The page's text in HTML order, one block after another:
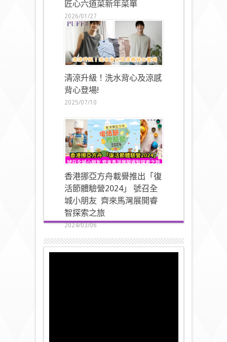
匠心六道菜新年菜單
2026/01/27
清涼升級！洗水背心及涼感
背心登場!
2025/07/10
香港挪亞方舟載譽推出「復
活節體驗營2024」 號召全
城小朋友 齊來馬灣展開睿
智探索之旅
2024/03/06